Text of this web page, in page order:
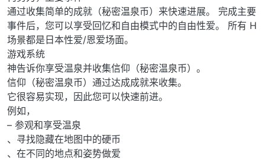
通过收集简单的成就（秘密温泉币）来快速进展。 完成主要
事件后，您可以享受回忆和自由模式中的自由性爱。 所有 H
场景都是日本性爱/恩爱场面。
游戏系统
神告诉你享受温泉并收集信仰（秘密温泉币）。
信仰（秘密温泉币）通过达成成就来收集。
它很容易实现，因此您可以快速前进。
例如，
– 参观和享受温泉
、寻找隐藏在地图中的硬币
、在不同的地点和姿势做爱